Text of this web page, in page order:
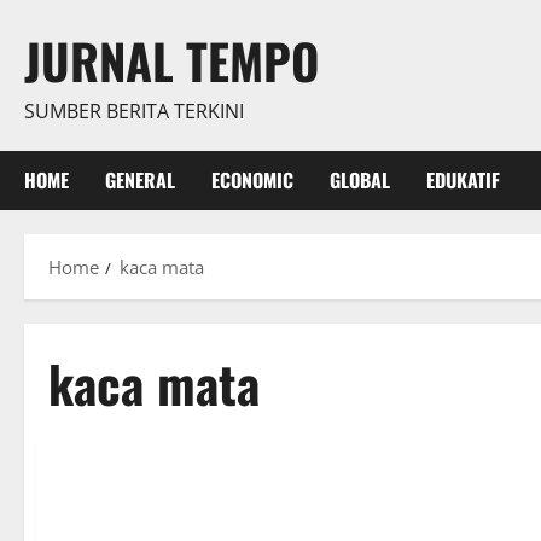
content
JURNAL TEMPO
SUMBER BERITA TERKINI
HOME GENERAL ECONOMIC GLOBAL EDUKATIF
Home kaca mata
kaca mata